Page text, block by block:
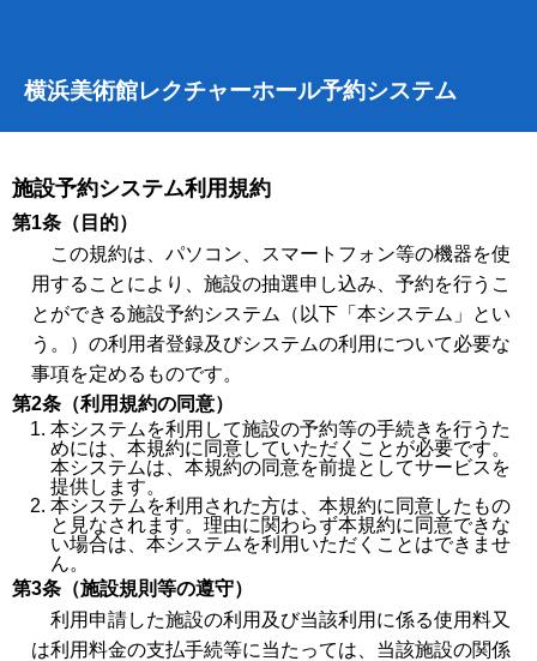
横浜美術館レクチャーホール予約システム
施設予約システム利用規約
第1条（目的）
この規約は、パソコン、スマートフォン等の機器を使
用することにより、施設の抽選申し込み、予約を行うこ
とができる施設予約システム（以下「本システム」とい
う。）の利用者登録及びシステムの利用について必要な
事項を定めるものです。
第2条（利用規約の同意）
本システムを利用して施設の予約等の手続きを行うた
めには、本規約に同意していただくことが必要です。
本システムは、本規約の同意を前提としてサービスを
提供します。
本システムを利用された方は、本規約に同意したもの
と見なされます。理由に関わらず本規約に同意できな
い場合は、本システムを利用いただくことはできませ
ん。
第3条（施設規則等の遵守）
利用申請した施設の利用及び当該利用に係る使用料又
は利用料金の支払手続等に当たっては、当該施設の関係